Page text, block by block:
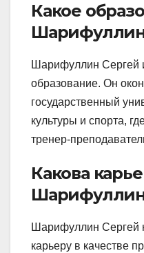
Какое
Шарифуллин Сергей
образование. Он
государственный
культуры и спорта,
тренер-
Какова
Шарифуллин Сергей
карьеру в качестве